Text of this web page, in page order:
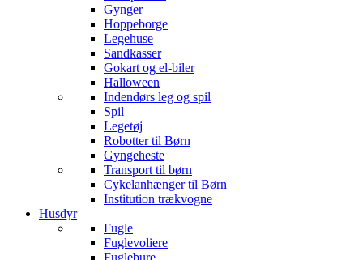
Gynger
Hoppeborge
Legehuse
Sandkasser
Gokart og el-biler
Halloween
Indendørs leg og spil
Spil
Legetøj
Robotter til Børn
Gyngeheste
Transport til børn
Cykelanhænger til Børn
Institution trækvogne
Husdyr
Fugle
Fuglevoliere
Fuglebure